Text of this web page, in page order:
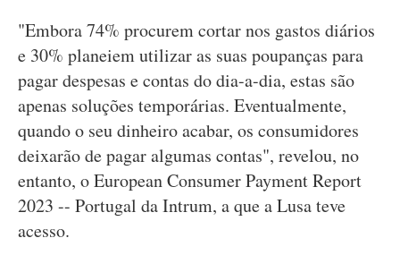
"Embora 74% procurem cortar nos gastos diários
e 30% planeiem utilizar as suas poupanças para
pagar despesas e contas do dia-a-dia, estas são
apenas soluções temporárias. Eventualmente,
quando o seu dinheiro acabar, os consumidores
deixarão de pagar algumas contas", revelou, no
entanto, o European Consumer Payment Report
2023 -- Portugal da Intrum, a que a Lusa teve
acesso.